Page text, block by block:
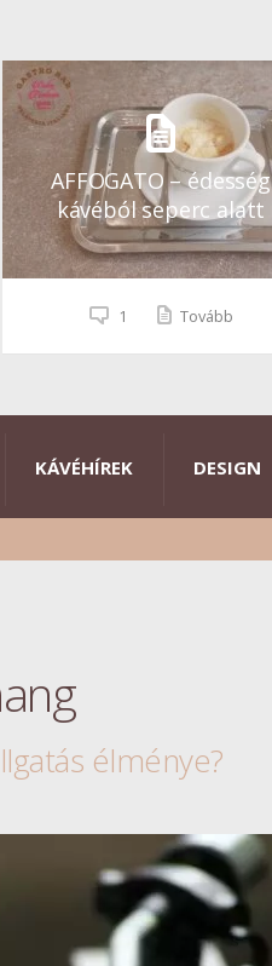
AFFOGATO – édesség
kávéból seperc alatt
1 Tovább
KÁVÉHÍREK DESIGN
élménye?